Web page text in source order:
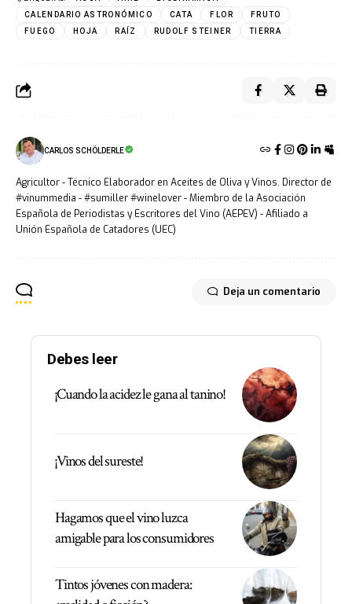
CALENDARIO ASTRONÓMICO
CATA FLOR
FRUTO
FUEGO
HOJA RAÍZ RUDOLF STEINER TIERRA
CARLOS SCHÖLDERLE
Agricultor - Técnico Elaborador en Aceites de Oliva y Vinos. Director de
#vinummedia - #sumiller #winelover - Miembro de la Asociación
Española de Periodistas y Escritores del Vino (AEPEV) - Afiliado a
Unión Española de Catadores (UEC)
Deja un comentario
Debes leer
¡Cuando la acidez le gana al tanino!
¡Vinos del sureste!
Hagamos que el vino luzca
amigable para los consumidores
Tintos jóvenes con madera: